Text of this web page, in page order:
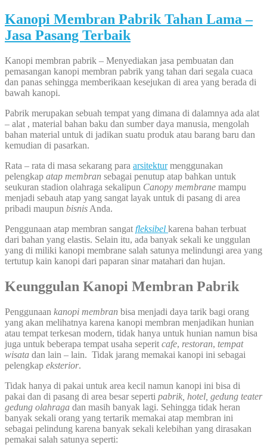
Kanopi Membran Pabrik Tahan Lama –
Jasa Pasang Terbaik
Kanopi membran pabrik – Menyediakan jasa pembuatan dan
pemasangan kanopi membran pabrik yang tahan dari segala cuaca
dan panas sehingga memberikaan kesejukan di area yang berada di
bawah kanopi.
Pabrik merupakan sebuah tempat yang dimana di dalamnya ada alat
– alat , material bahan baku dan sumber daya manusia, mengolah
bahan material untuk di jadikan suatu produk atau barang baru dan
kemudian di pasarkan.
Rata – rata di masa sekarang para arsitekturmenggunakan
pelengkap atap membran sebagai penutup atap bahkan untuk
seukuran stadion olahraga sekalipun Canopy membrane mampu
menjadi sebauh atap yang sangat layak untuk di pasang di area
pribadi maupun bisnis Anda.
Penggunaan atap membran sangat fleksibel karena bahan terbuat
dari bahan yang elastis. Selain itu, ada banyak sekali ke unggulan
yang di miliki kanopi membrane salah satunya melindungi area yang
tertutup kain kanopi dari paparan sinar matahari dan hujan.
Keunggulan Kanopi Membran Pabrik
Penggunaan kanopi membran bisa menjadi daya tarik bagi orang
yang akan melihatnya karena kanopi membran menjadikan hunian
atau tempat terkesan modern, tidak hanya untuk hunian namun bisa
juga untuk beberapa tempat usaha seperit cafe, restoran, tempat
wisata dan lain – lain. Tidak jarang memakai kanopi ini sebagai
pelengkap eksterior.
Tidak hanya di pakai untuk area kecil namun kanopi ini bisa di
pakai dan di pasang di area besar seperti pabrik, hotel, gedung teater
gedung olahraga dan masih banyak lagi. Sehingga tidak heran
banyak sekali orang yang tertarik memakai atap membran ini
sebagai pelindung karena banyak sekali kelebihan yang dirasakan
pemakai salah satunya seperti: